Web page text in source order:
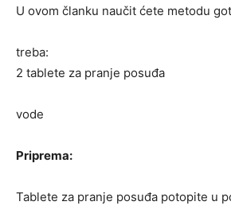
U ovom članku naučit ćete metodu
treba:
2 tablete za pranje posuđa
vode
Priprema:
Tablete za pranje posuđa potopite u